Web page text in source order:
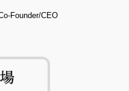
Founder/CEO